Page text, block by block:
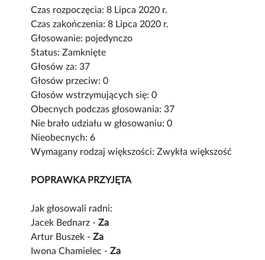
Czas rozpoczęcia: 8 Lipca 2020 r.
Czas zakończenia: 8 Lipca 2020 r.
Głosowanie: pojedynczo
Status: Zamknięte
Głosów za: 37
Głosów przeciw: 0
Głosów wstrzymujących się: 0
Obecnych podczas głosowania: 37
Nie brało udziału w głosowaniu: 0
Nieobecnych: 6
Wymagany rodzaj większości: Zwykła większość
POPRAWKA PRZYJĘTA
Jak głosowali radni:
Jacek Bednarz -Za
Artur Buszek -Za
Iwona Chamielec -Za